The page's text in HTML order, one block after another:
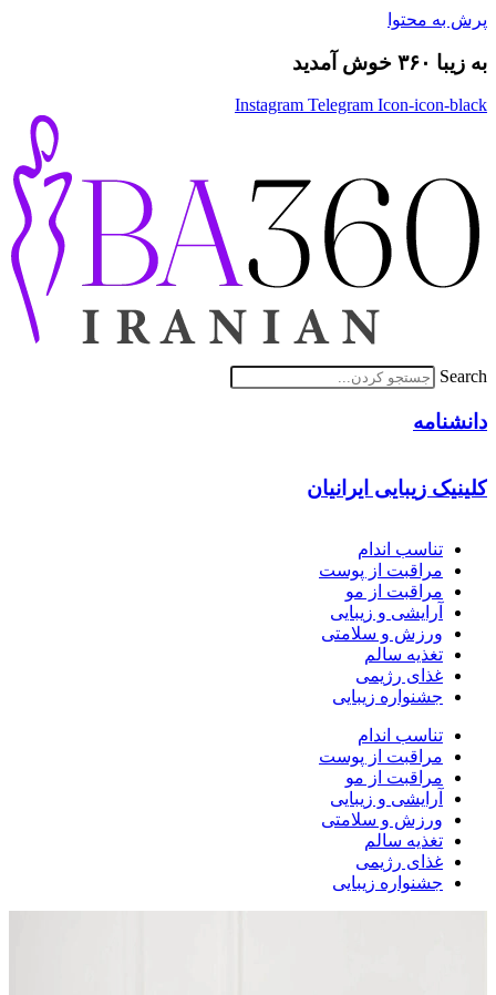
پرش به محتوا
به زیبا ۳۶۰ خوش آمدید
Instagram Telegram Icon-icon-black
Search
دانشنامه
کلینیک زیبایی ایرانیان
تناسب اندام
مراقبت از پوست
مراقبت از مو
آرایشی و زیبایی
ورزش و سلامتی
تغذیه سالم
غذای رژیمی
جشنواره زیبایی
تناسب اندام
مراقبت از پوست
مراقبت از مو
آرایشی و زیبایی
ورزش و سلامتی
تغذیه سالم
غذای رژیمی
جشنواره زیبایی